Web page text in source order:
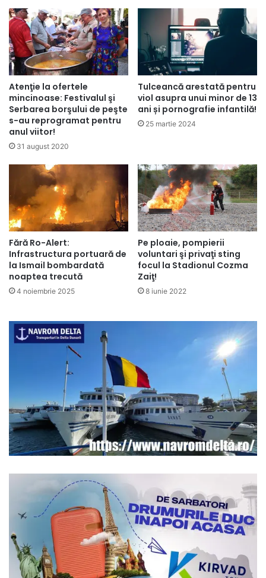
Atenţie la ofertele
mincinoase: Festivalul şi
Serbarea borşului de peşte
s-au reprogramat pentru
anul viitor!
31 august 2020
Tulceancă arestată pentru
viol asupra unui minor de 13
ani și pornografie infantilă!
25 martie 2024
Fără Ro-Alert:
Infrastructura portuară de
la Ismail bombardată
noaptea trecută
4 noiembrie 2025
Pe ploaie, pompierii
voluntari şi privaţi sting
focul la Stadionul Cozma
Zaiţ!
8 iunie 2022